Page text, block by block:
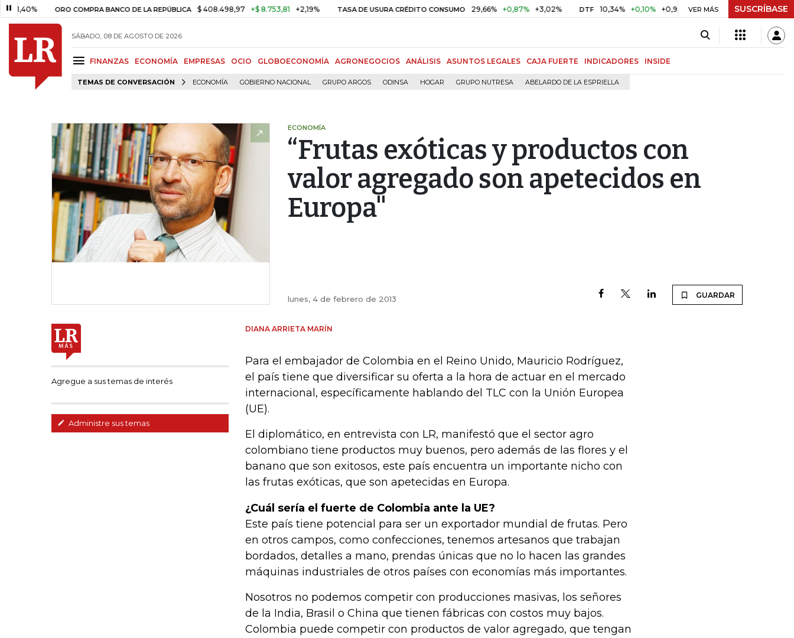
ORO COMPRA BANCO DE LA REPÚBLICA $ 408.498,97 +$ 8.753,81 +2,19% TASA DE USURA CRÉDITO CONSUMO 29,66% +0,87% +3,02% DTF 10,34% +0,10% +0,98% UVR $ 416,96 +$ 0,05 +0,01%
VER MÁS SUSCRÍBASE
SÁBADO, 08 DE AGOSTO DE 2026
FINANZAS ECONOMÍA EMPRESAS OCIO GLOBOECONOMÍA AGRONEGOCIOS ANÁLISIS ASUNTOS LEGALES CAJA FUERTE INDICADORES INSIDE
TEMAS DE CONVERSACIÓN ECONOMÍA GOBIERNO NACIONAL GRUPO ARGOS ODINSA HOGAR GRUPO NUTRESA ABELARDO DE LA ESPRIELLA
ECONOMÍA
“Frutas exóticas y productos con
valor agregado son apetecidos en
Europa"
lunes, 4 de febrero de 2013 GUARDAR
Agregue a sus temas de interés
Administre sus temas
DIANA ARRIETA MARÍN
Para el embajador de Colombia en el Reino Unido, Mauricio Rodríguez,
el país tiene que diversificar su oferta a la hora de actuar en el mercado
internacional, específicamente hablando del TLC con la Unión Europea
(UE).
El diplomático, en entrevista con LR, manifestó que el sector agro
colombiano tiene productos muy buenos, pero además de las flores y el
banano que son exitosos, este país encuentra un importante nicho con
las frutas exóticas, que son apetecidas en Europa.
¿Cuál sería el fuerte de Colombia ante la UE?
Este país tiene potencial para ser un exportador mundial de frutas. Pero
en otros campos, como confecciones, tenemos artesanos que trabajan
bordados, detalles a mano, prendas únicas que no lo hacen las grandes
máquinas industriales de otros países con economías más importantes.
Nosotros no podemos competir con producciones masivas, los señores
de la India, Brasil o China que tienen fábricas con costos muy bajos.
Colombia puede competir con productos de valor agregado, que tengan